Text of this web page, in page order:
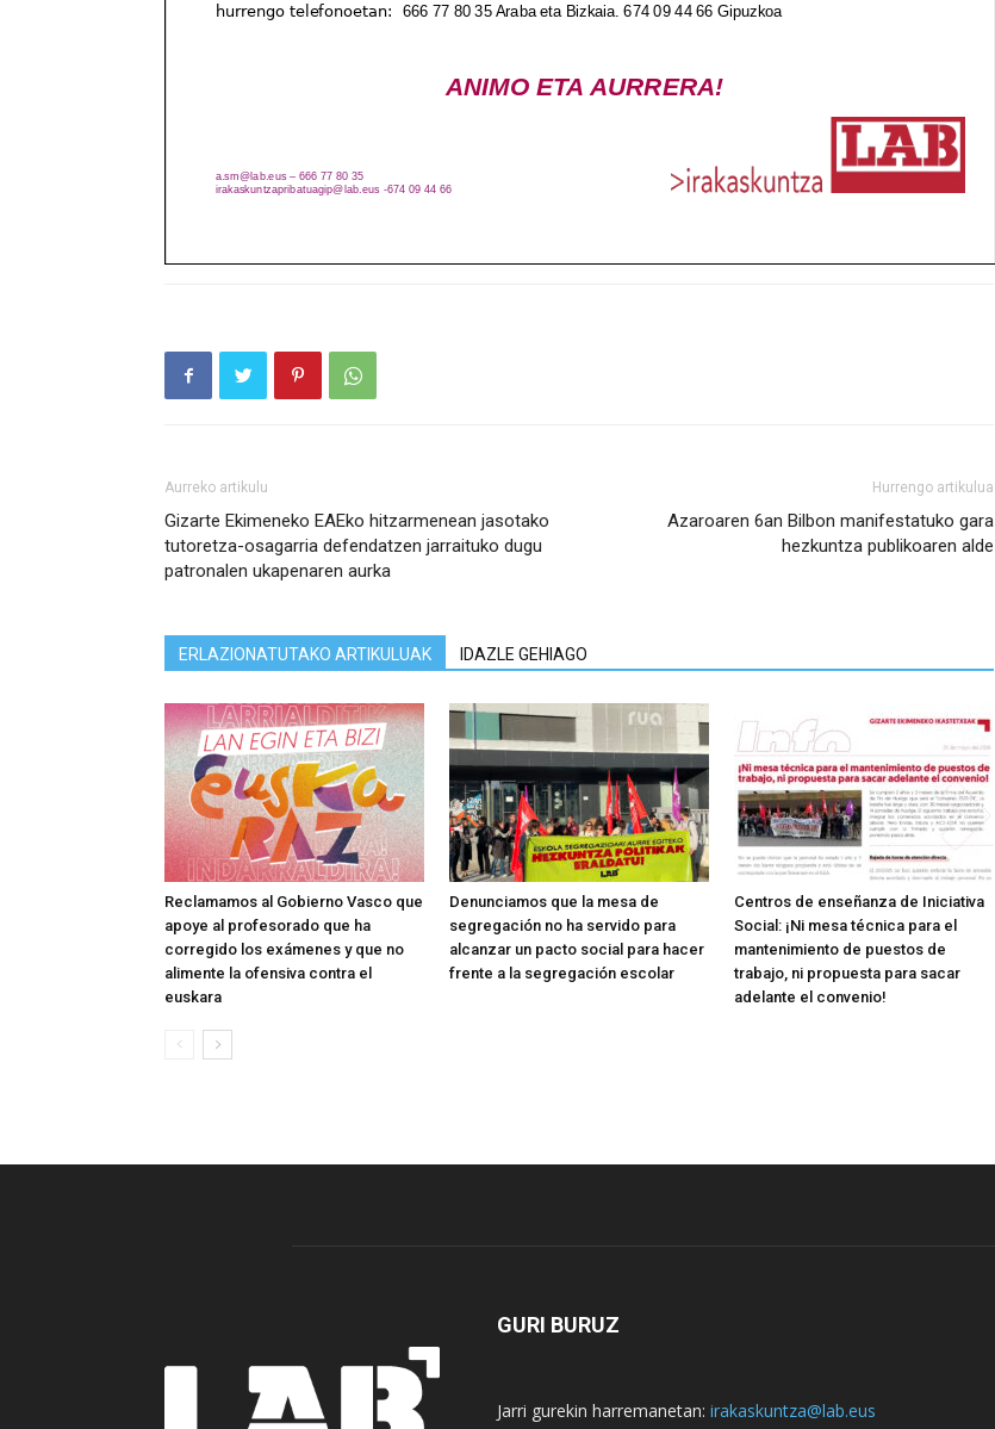
Aurreko artikulu
Gizarte Ekimeneko EAEko hitzarmenean jasotako
tutoretza-osagarria defendatzen jarraituko dugu
patronalen ukapenaren aurka
Hurrengo artikulua
Azaroaren 6an Bilbon manifestatuko gara
hezkuntza publikoaren alde
ERLAZIONATUTAKO ARTIKULUAK IDAZLE GEHIAGO
Reclamamos al Gobierno Vasco que
apoye al profesorado que ha
corregido los exámenes y que no
alimente la ofensiva contra el
euskara
Denunciamos que la mesa de
segregación no ha servido para
alcanzar un pacto social para hacer
frente a la segregación escolar
Centros de enseñanza de Iniciativa
Social: ¡Ni mesa técnica para el
mantenimiento de puestos de
trabajo, ni propuesta para sacar
adelante el convenio!
GURI BURUZ
Jarri gurekin harremanetan: irakaskuntza@lab.eus